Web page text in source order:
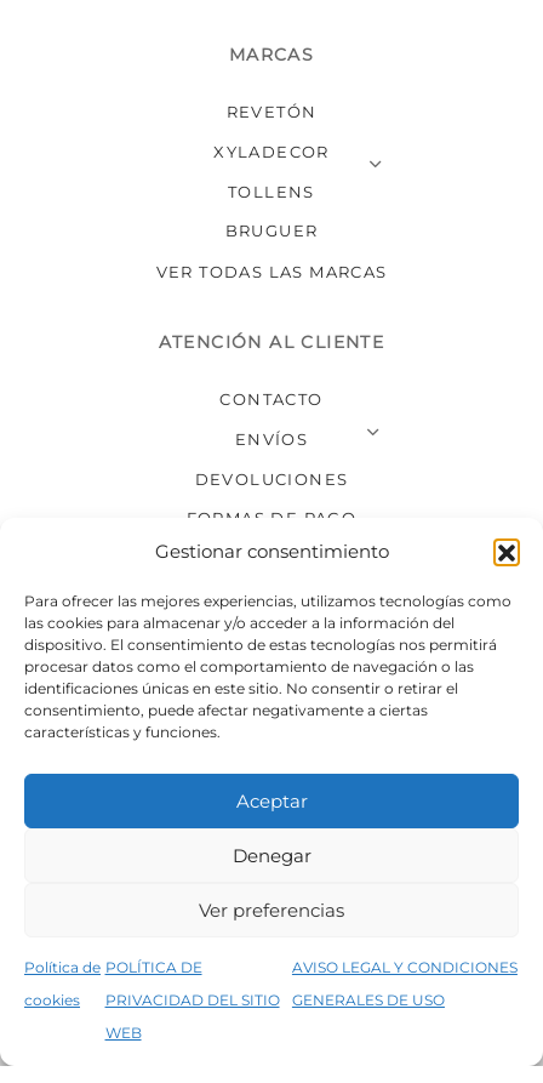
Gestionar consentimiento
Para ofrecer las mejores experiencias, utilizamos tecnologías como
las cookies para almacenar y/o acceder a la información del
dispositivo. El consentimiento de estas tecnologías nos permitirá
procesar datos como el comportamiento de navegación o las
identificaciones únicas en este sitio. No consentir o retirar el
consentimiento, puede afectar negativamente a ciertas
características y funciones.
Aceptar
Denegar
Ver preferencias
Política de
cookies
POLÍTICA DE
PRIVACIDAD DEL SITIO
WEB
AVISO LEGAL Y CONDICIONES
GENERALES DE USO
5% de descuento en tu primera compra, utiliza el código PRIMERACOMPRA
MARCAS
REVETÓN
XYLADECOR
TOLLENS
BRUGUER
VER TODAS LAS MARCAS
ATENCIÓN AL CLIENTE
CONTACTO
ENVÍOS
DEVOLUCIONES
FORMAS DE PAGO
SÍGUENOS
Condiciones generales de venta
Política de privacidad del sitio web
©2026 Decopintur- todos los derechos